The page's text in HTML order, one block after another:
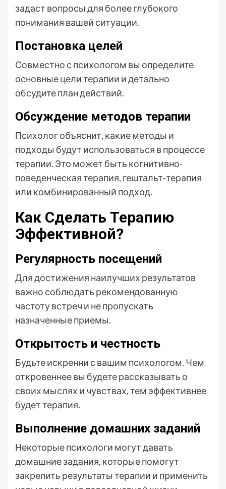
задаст вопросы для более глубокого
понимания вашей ситуации.
Постановка целей
Совместно с психологом вы определите
основные цели терапии и детально
обсудите план действий.
Обсуждение методов терапии
Психолог объяснит, какие методы и
подходы будут использоваться в процессе
терапии. Это может быть когнитивно-
поведенческая терапия, гештальт-терапия
или комбинированный подход.
Как Сделать Терапию
Эффективной?
Регулярность посещений
Для достижения наилучших результатов
важно соблюдать рекомендованную
частоту встреч и не пропускать
назначенные приемы.
Открытость и честность
Будьте искренни с вашим психологом. Чем
откровеннее вы будете рассказывать о
своих мыслях и чувствах, тем эффективнее
будет терапия.
Выполнение домашних заданий
Некоторые психологи могут давать
домашние задания, которые помогут
закрепить результаты терапии и применить